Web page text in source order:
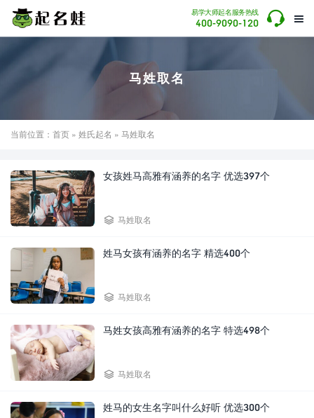

易学大师起名服务热线
400-9090-120 
马姓取名
当前位置： 首页 » 姓氏起名 » 马姓取名
女孩姓马高雅有涵养的名字 优选397个
 马姓取名
姓马女孩有涵养的名字 精选400个
 马姓取名
马姓女孩高雅有涵养的名字 特选498个
 马姓取名
姓马的女生名字叫什么好听 优选300个